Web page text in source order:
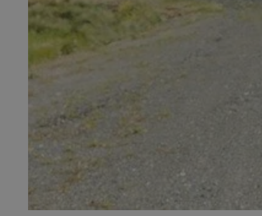
Nazwa
Nazwa
__Secure-YNID